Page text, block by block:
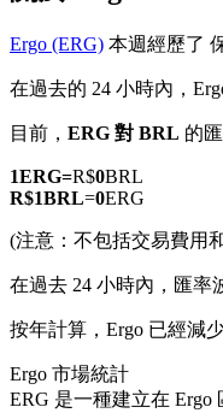
TradFi
美股、外匯、貴金
Ergo (ERG) 本週經歷了
在過去的 24 小時內，
目前， ERG 對 BRL 的
1ERG=R$0BRL
R$1BRL=0ERG
(注意：不包括交易費用
在過去 24 小時內，匯率
按年計算，Ergo 已經減
Ergo 市場統計
ERG 是一種建立在 Ergo